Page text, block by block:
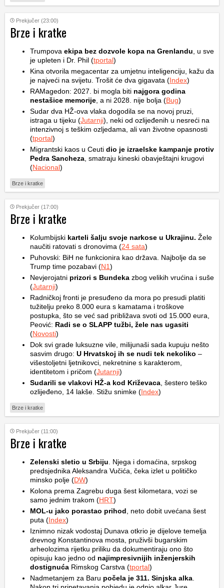
Prekjučer (23:00)
Brze i kratke
Trumpova ekipa bez dozvole kopa na Grenlandu , u sve
je upleten i Dr. Phil (tportal)
Kina otvorila megacentar za umjetnu inteligenciju, kažu da
je najveći na svijetu. Trošit će dva gigavata (Index)
RAMagedon: 2027. bi mogla biti najgora godina
nestašice memorije , a ni 2028. nije bolja (Bug)
Sudar dva HŽ-ova vlaka dogodila se na novoj pruzi,
istraga u tijeku (Jutarnji), neki od ozlijeđenih u nesreći na
intenzivnoj s teškim ozljedama, ali van životne opasnosti
(tportal)
Migrantski kaos u Ceuti dio je izraelske kampanje protiv
Pedra Sancheza , smatraju kineski obavještajni krugovi
(Nacional)
Brze i kratke
Prekjučer (17:00)
Brze i kratke
Kolumbijski karteli šalju svoje narkose u Ukrajinu. Žele
naučiti ratovati s dronovima (24 sata)
Puhovski: BiH ne funkcionira kao država. Najbolje da se
Trump time pozabavi (N1)
Nevjerojatni prizori s Bundeka zbog velikih vrućina i suše
(Jutarnji)
Radničkoj fronti je presuđeno da mora po presudi platiti
tužitelju preko 8.000 eura s kamatama i troškove
postupka, što se već sad približava svoti od 15.000 eura,
Peović: Radi se o SLAPP tužbi, žele nas ugasiti
(Novosti)
Dok svi grade luksuzne vile, milijunaši sada kupuju nešto
sasvim drugo: U Hrvatskoj ih se nudi tek nekoliko –
višestoljetni ljetnikovci, nekretnine s karakterom,
identitetom i pričom (Jutarnji)
Sudarili se vlakovi HŽ-a kod Križevaca , šestero teško
ozlijeđeno, 14 lakše. Stižu snimke (Index)
Brze i kratke
Prekjučer (11:00)
Brze i kratke
Zelenski sletio u Srbiju . Njega i domaćina, srpskog
predsjednika Aleksandra Vučića, čeka izlet u političko
minsko polje (DW)
Kolona prema Zagrebu duga šest kilometara, vozi se
samo jednim trakom (HRT)
MOL-u jako porastao prihod , neto dobit uvećana šest
puta (Index)
Iznimno nizak vodostaj Dunava otkrio je dijelove temelja
drevnog Konstantinova mosta, pruživši bugarskim
arheolozima rijetku priliku da dokumentiraju ono što
opisuju kao jedno od najimpresivnijih inženjerskih
dostignuća Rimskog Carstva (tportal)
Nadmetanjem za Baru počela je 311. Sinjska alka